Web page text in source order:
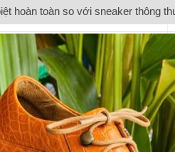
hoàn toàn so với sneaker thông